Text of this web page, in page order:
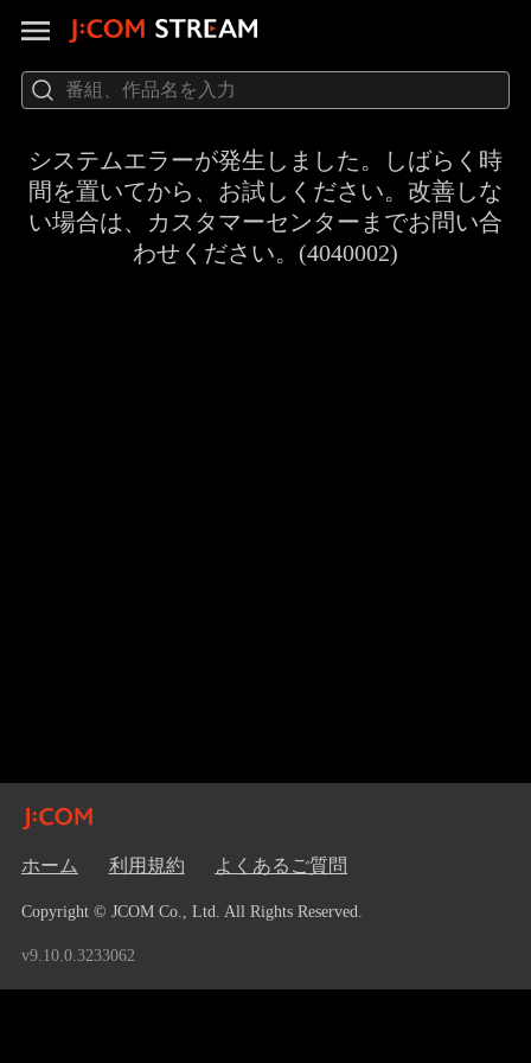
システムエラーが発生しました。しばらく時
間を置いてから、お試しください。改善しな
い場合は、カスタマーセンターまでお問い合
わせください。(4040002)
ホーム 利用規約 よくあるご質問
Copyright © JCOM Co., Ltd. All Rights Reserved.
v9.10.0.3233062